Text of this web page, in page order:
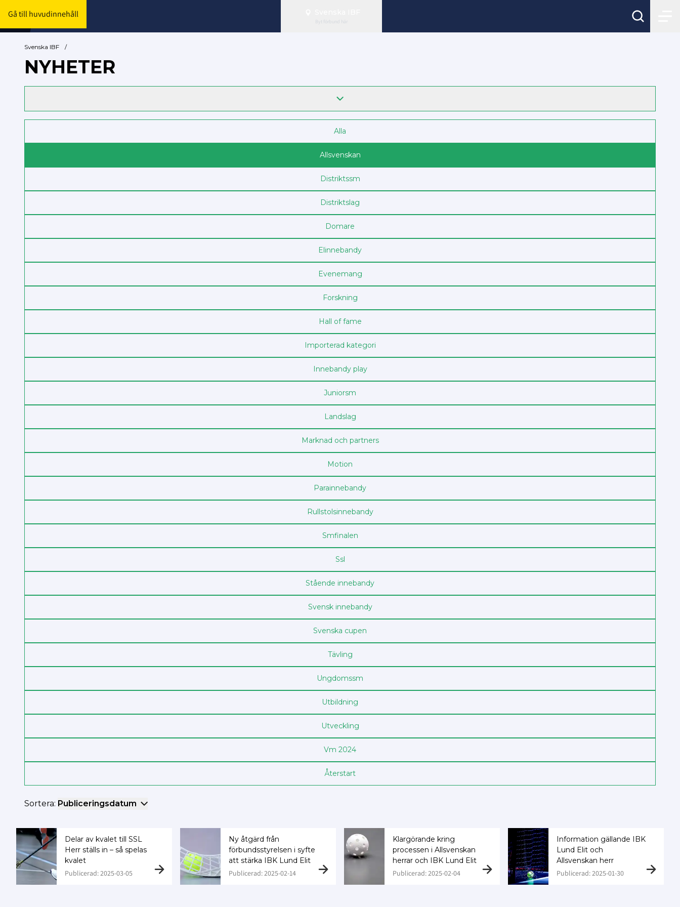
Gå till huvudinnehåll
Byt förbund här
Svenska IBF /
NYHETER
Alla
Allsvenskan
Distrikts­sm
Distriktslag
Domare
Elinnebandy
Evenemang
Forskning
Hall of fame
Importerad kategori
Innebandy play
Junior­sm
Landslag
Marknad och partners
Motion
Para­innebandy
Rullstols­innebandy
Sm­finalen
Ssl
Stående innebandy
Svensk innebandy
Svenska cupen
Tävling
Ungdoms­sm
Utbildning
Utveckling
Vm 2024
Återstart
Sortera: Publiceringsdatum
Delar av kvalet till SSL
Herr ställs in – så spelas
kvalet
Publicerad: 2025-03-05
Ny åtgärd från
förbundsstyrelsen i syfte
att stärka IBK Lund Elit
Publicerad: 2025-02-14
Klargörande kring
processen i Allsvenskan
herrar och IBK Lund Elit
Publicerad: 2025-02-04
Information gällande IBK
Lund Elit och
Allsvenskan herr
Publicerad: 2025-01-30